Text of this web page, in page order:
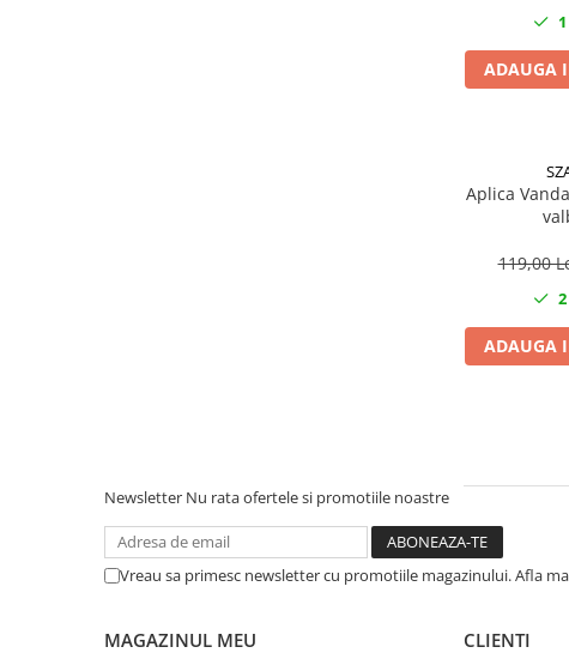
Solutii geamuri
Solutii universale
Aparate pentru stropit gradina
1
ADAUGA
Aplica
119,00
2
ADAUGA
Newsletter Nu rata ofertele si promotiile noastre
Vreau sa primesc newsletter cu promotiile magazinului. Afla
MAGAZINUL MEU CLIENTI